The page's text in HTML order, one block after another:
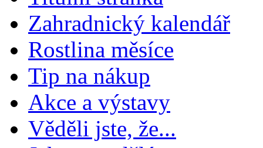
Zahradnický kalendář
Rostlina měsíce
Tip na nákup
Akce a výstavy
Věděli jste, že...